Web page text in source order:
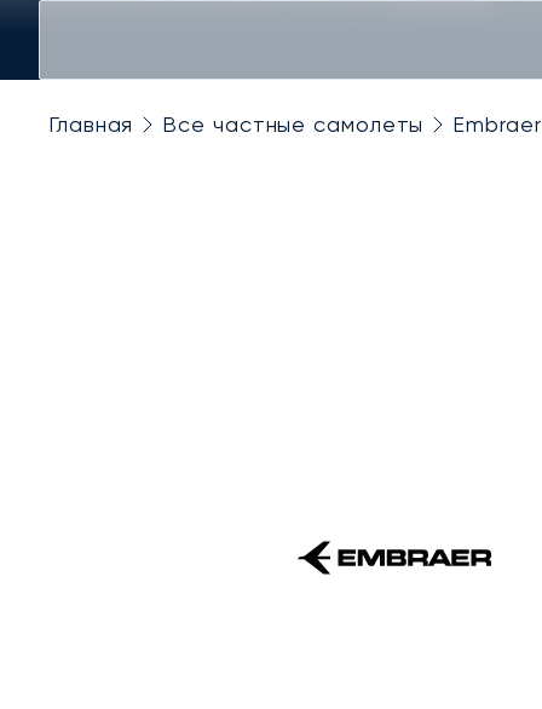
Главная Все частные самолеты Embraer